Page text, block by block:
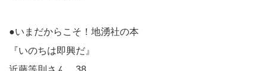
●いまだからこそ！地湧社の本
『いのちは即興だ』